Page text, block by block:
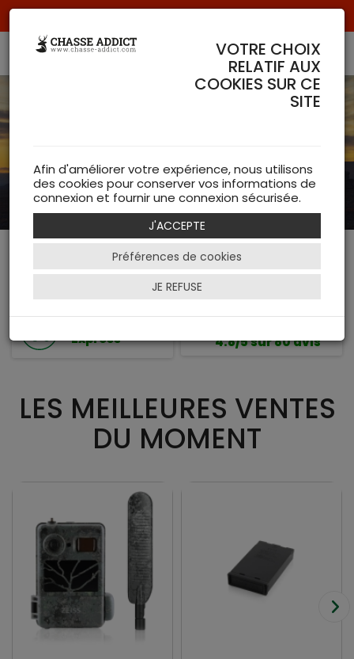
Paiement en ligne
Retour ou
échange
Express 4.8/5 sur 80 avis
LES MEILLEURES VENTES
DU MOMENT
VOTRE CHOIX
RELATIF AUX
COOKIES SUR CE
SITE
Afin d'améliorer votre expérience, nous utilisons
des cookies pour conserver vos informations de
connexion et fournir une connexion sécurisée.
J'ACCEPTE
Préférences de cookies
JE REFUSE